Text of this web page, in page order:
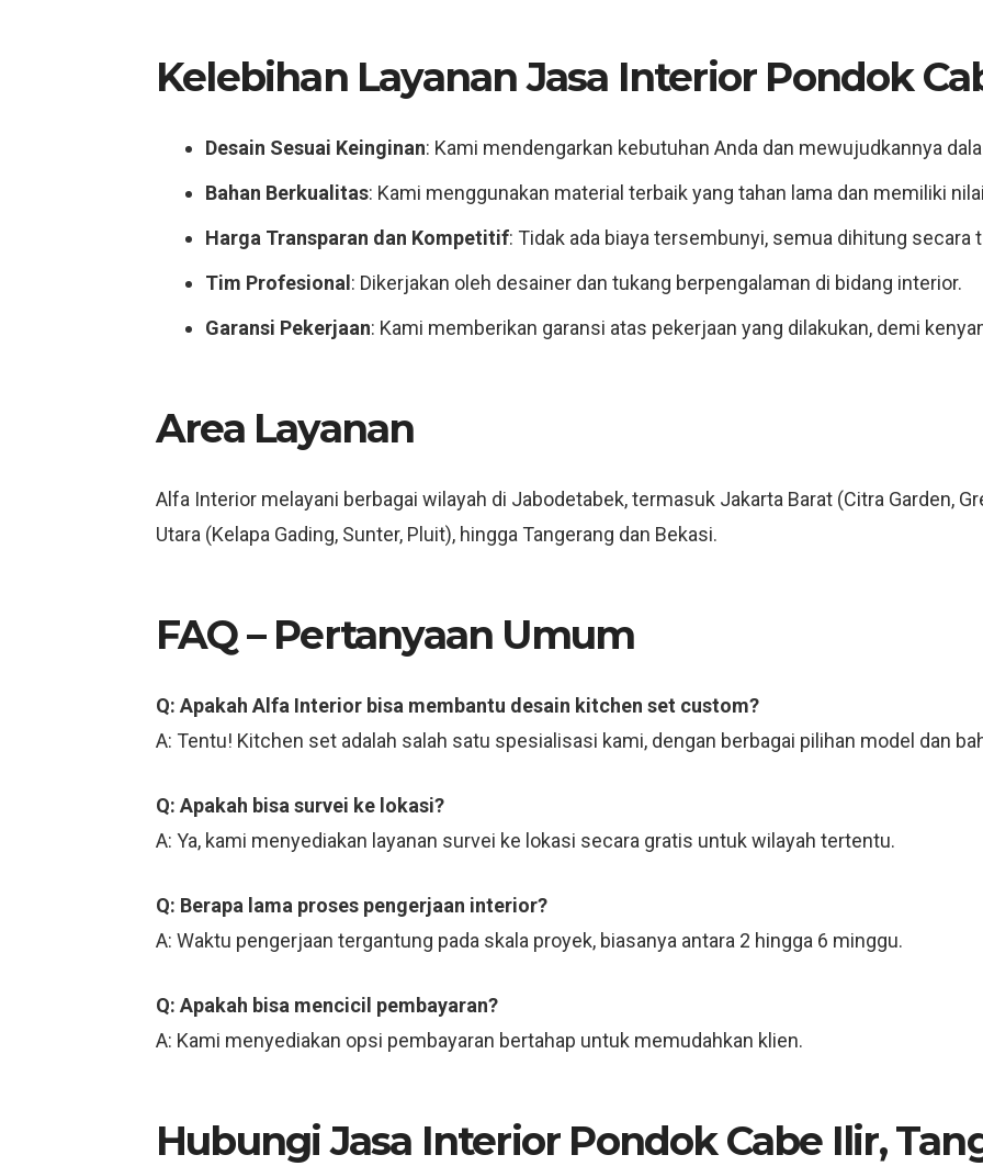
Kelebihan Layanan Jasa Interior Pondok
Desain Sesuai Keinginan: Kami mendengarkan kebutuhan Anda dan mewujudkannya
Bahan Berkualitas: Kami menggunakan material terbaik yang tahan lama dan memiliki
Harga Transparan dan Kompetitif: Tidak ada biaya tersembunyi, semua dihitung secara
Tim Profesional : Dikerjakan oleh desainer dan tukang berpengalaman di bidang interior.
Garansi Pekerjaan: Kami memberikan garansi atas pekerjaan yang dilakukan, demi
Area Layanan
Alfa Interior melayani berbagai wilayah di Jabodetabek, termasuk Jakarta Barat (Citra Garden,
Utara (Kelapa Gading, Sunter, Pluit), hingga Tangerang dan Bekasi.
FAQ – Pertanyaan Umum
Q: Apakah Alfa Interior bisa membantu desain kitchen set custom?
A: Tentu! Kitchen set adalah salah satu spesialisasi kami, dengan berbagai pilihan model dan
Q: Apakah bisa survei ke lokasi?
A: Ya, kami menyediakan layanan survei ke lokasi secara gratis untuk wilayah tertentu.
Q: Berapa lama proses pengerjaan interior?
A: Waktu pengerjaan tergantung pada skala proyek, biasanya antara 2 hingga 6 minggu.
Q: Apakah bisa mencicil pembayaran?
A: Kami menyediakan opsi pembayaran bertahap untuk memudahkan klien.
Hubungi Jasa Interior Pondok Cabe Ilir,